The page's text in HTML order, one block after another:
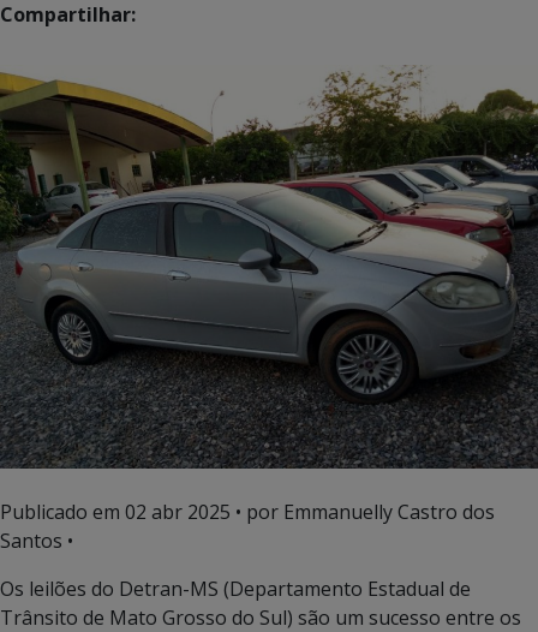
Compartilhar:
Publicado em 02 abr 2025 • por Emmanuelly Castro dos
Santos •
Os leilões do Detran-MS (Departamento Estadual de
Trânsito de Mato Grosso do Sul) são um sucesso entre os